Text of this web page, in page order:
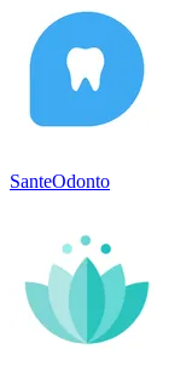
SanteOdonto